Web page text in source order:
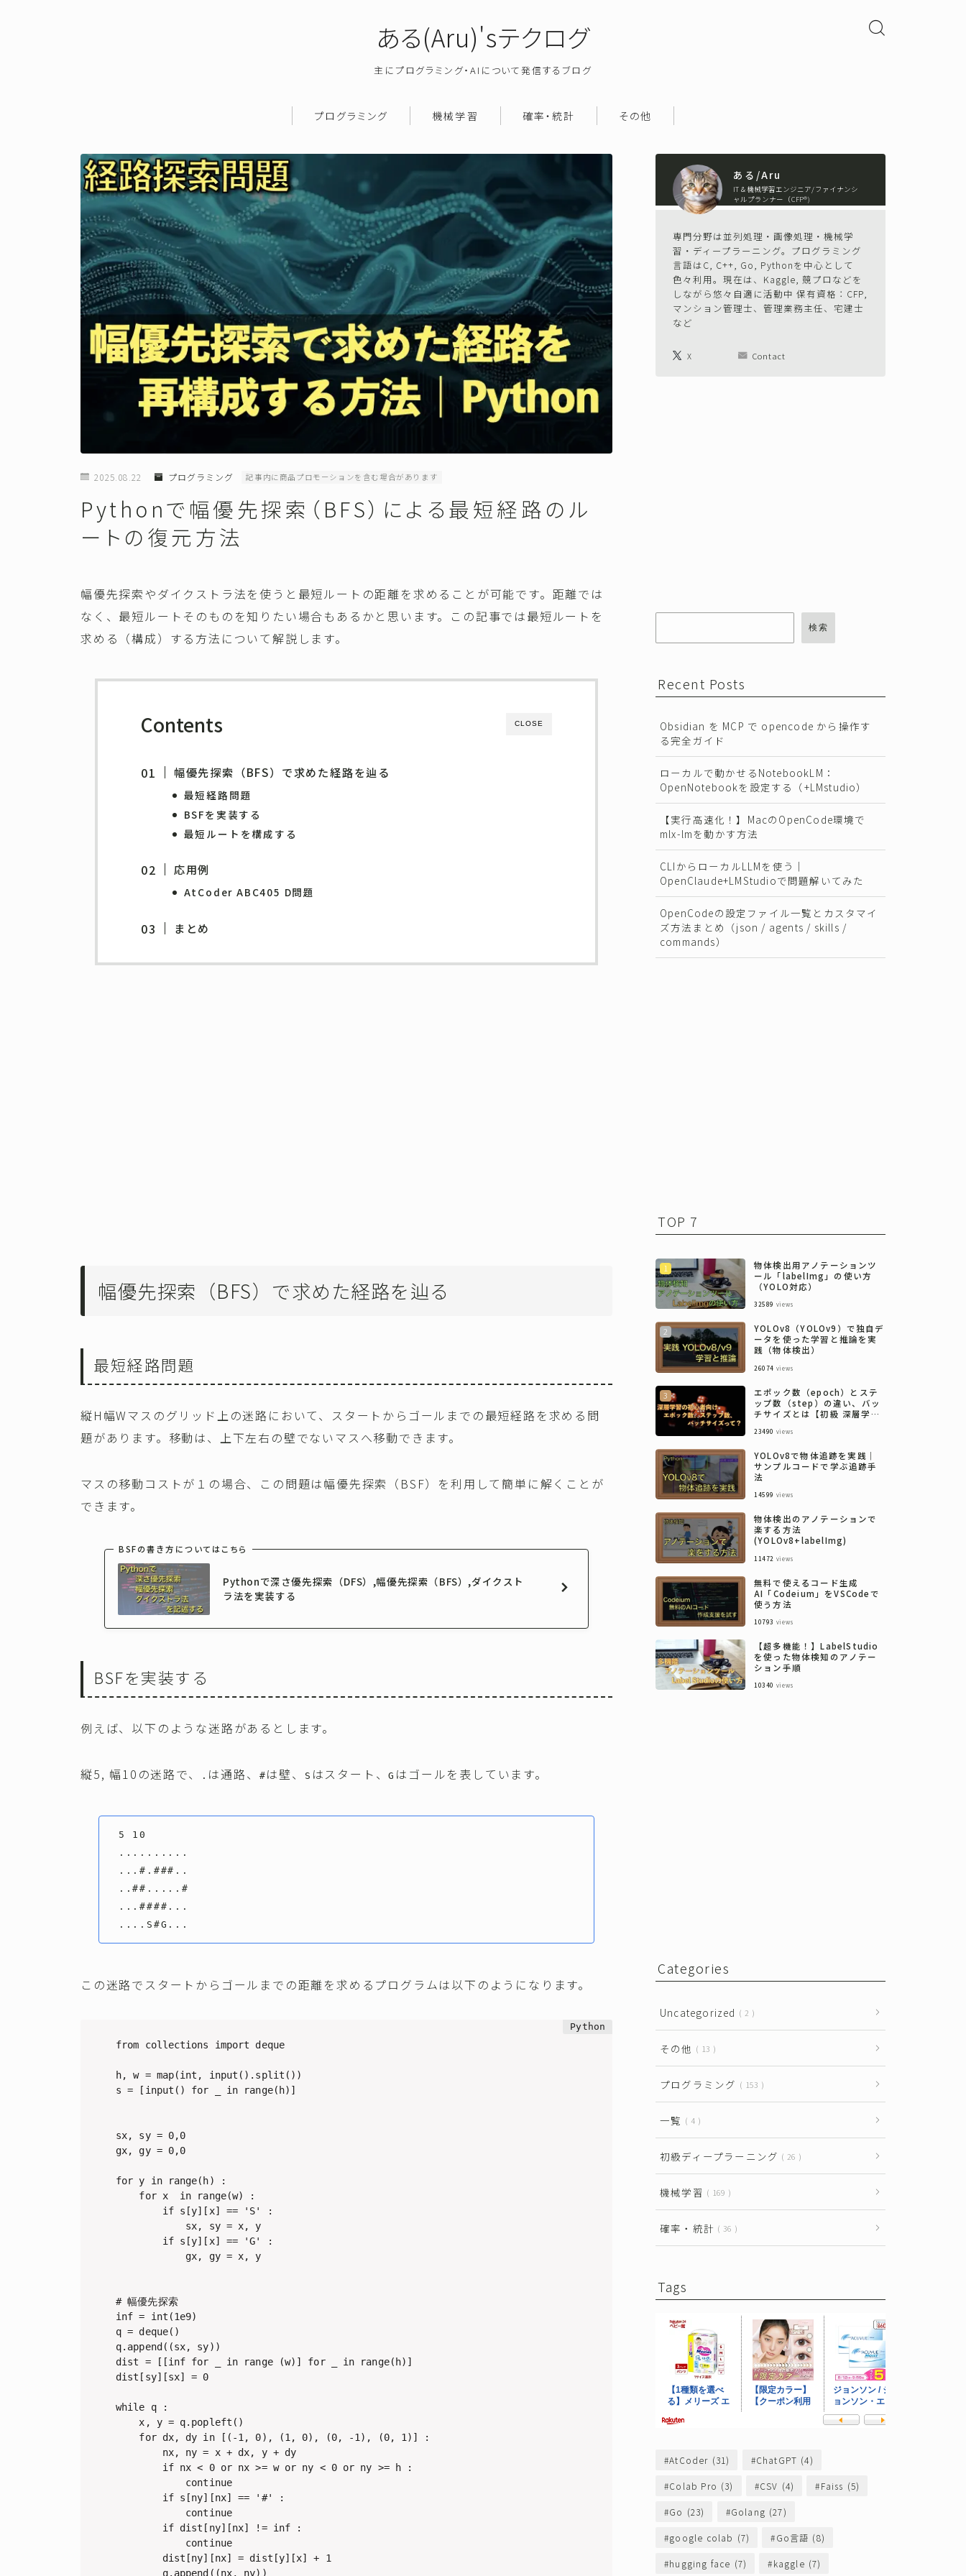
ある(Aru)'sテクログ
主にプログラミング・AIについて発信するブログ
プログラミング 機械学習 確率・統計 その他
2025.08.22 プログラミング 記事内に商品プロモーションを含む場合があります
Pythonで幅優先探索（BFS）による最短経路のル
ートの復元方法
幅優先探索やダイクストラ法を使うと最短ルートの距離を求めることが可能です。距離では
なく、最短ルートそのものを知りたい場合もあるかと思います。この記事では最短ルートを
求める（構成）する方法について解説します。
CLOSE
Contents
幅優先探索（BFS）で求めた経路を辿る
最短経路問題
BSFを実装する
最短ルートを構成する
応用例
AtCoder ABC405 D問題
まとめ
幅優先探索（BFS）で求めた経路を辿る
最短経路問題
縦H幅Wマスのグリッド上の迷路において、スタートからゴールまでの最短経路を求める問
題があります。移動は、上下左右の壁でないマスへ移動できます。
マスの移動コストが１の場合、この問題は幅優先探索（BSF）を利用して簡単に解くことが
できます。
BSFの書き方についてはこちら
Pythonで深さ優先探索（DFS）,幅優先探索（BFS）,ダイクスト
ラ法を実装する
BSFを実装する
例えば、以下のような迷路があるとします。
縦5, 幅10の迷路で、 . は通路、 # は壁、 S はスタート、G はゴールを表しています。
5 10
..........
...#.###..
..##.....#
...####...
....S#G...
この迷路でスタートからゴールまでの距離を求めるプログラムは以下のようになります。
from collections import deque
h, w = map(int, input().split())
s = [input() for _ in range(h)]
sx, sy = 0,0
gx, gy = 0,0
for y in range(h) :
    for x  in range(w) :
        if s[y][x] == 'S' :
            sx, sy = x, y
        if s[y][x] == 'G' :
            gx, gy = x, y
# 幅優先探索
inf = int(1e9)
q = deque()
q.append((sx, sy))
dist = [[inf for _ in range (w)] for _ in range(h)]
dist[sy][sx] = 0
while q :
    x, y = q.popleft()
    for dx, dy in [(-1, 0), (1, 0), (0, -1), (0, 1)] :
        nx, ny = x + dx, y + dy
        if nx < 0 or nx >= w or ny < 0 or ny >= h :
            continue
        if s[ny][nx] == '#' :
            continue
        if dist[ny][nx] != inf :
            continue
        dist[ny][nx] = dist[y][x] + 1
        q.append((nx, ny))
ある/Aru
IT＆機械学習エンジニア/ファイナンシ
ャルプランナー（CFP®)
専門分野は並列処理・画像処理・機械学
習・ディープラーニング。プログラミング
言語はC, C++, Go, Pythonを中心として
色々利用。現在は、Kaggle, 競プロなどを
しながら悠々自適に活動中 保有資格：CFP,
マンション管理士、管理業務主任、宅建士
など
X Contact
検索
Recent Posts
Obsidian を MCP で opencode から操作す
る完全ガイド
ローカルで動かせるNotebookLM：
OpenNotebookを設定する（+LMstudio）
【実行高速化！】MacのOpenCode環境で
mlx-lmを動かす方法
CLIからローカルLLMを使う｜
OpenClaude+LMStudioで問題解いてみた
OpenCodeの設定ファイル一覧とカスタマイ
ズ方法まとめ（json / agents / skills /
commands）
TOP 7
物体検出用アノテーションツ
ール「labelImg」の使い方
（YOLO対応）
32589 views
YOLOv8（YOLOv9）で独自デ
ータを使った学習と推論を実
践（物体検出）
26074 views
エポック数（epoch）とステ
ップ数（step）の違い、バッ
チサイズとは【初級 深層学習
23490 views
YOLOv8で物体追跡を実践｜
サンプルコードで学ぶ追跡手
法
14599 views
物体検出のアノテーションで
楽する方法
(YOLOv8+labelImg)
11472 views
無料で使えるコード生成
AI「Codeium」をVSCodeで
使う方法
10793 views
【超多機能！】LabelStudio
を使った物体検知のアノテー
ション手順
10340 views
Categories
Uncategorized 2
その他 13
プログラミング 153
一覧 4
初級ディープラーニング 26
機械学習 169
確率・統計 36
Tags
AtCoder (31) ChatGPT (4)
Colab Pro (3) CSV (4) Faiss (5)
Go (23) Golang (27)
google colab (7) Go言語 (8)
hugging face (7) kaggle (7)